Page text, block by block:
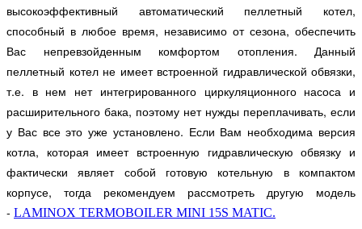
высокоэффективный автоматический пеллетный котел,
способный в любое время, независимо от сезона, обеспечить
Вас непревзойденным комфортом отопления. Данный
пеллетный котел не имеет встроенной гидравлической обвязки,
т.е. в нем нет интегрированного циркуляционного насоса и
расширительного бака, поэтому нет нужды переплачивать, если
у Вас все это уже установлено. Если Вам необходима версия
котла, которая имеет встроенную гидравлическую обвязку и
фактически являет собой готовую котельную в компактом
корпусе, тогда рекомендуем рассмотреть другую модель
- LAMINOX TERMOBOILER MINI 15S MATIC.